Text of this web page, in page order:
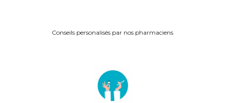
Conseils personalisés par nos pharmaciens